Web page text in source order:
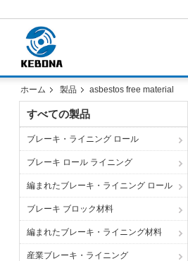
ホーム 製品 asbestos free material
すべての製品
ブレーキ・ライニング ロール
ブレーキ ロール ライニング
編まれたブレーキ・ライニング ロール
ブレーキ ブロック材料
編まれたブレーキ・ライニング材料
産業ブレーキ・ライニング